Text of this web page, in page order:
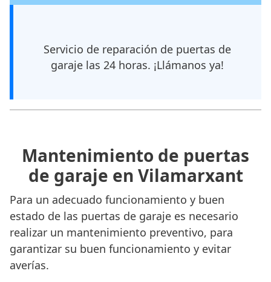
Servicio de reparación de puertas de
garaje las 24 horas. ¡Llámanos ya!
Mantenimiento de puertas
de garaje en Vilamarxant
Para un adecuado funcionamiento y buen
estado de las puertas de garaje es necesario
realizar un mantenimiento preventivo, para
garantizar su buen funcionamiento y evitar
averías.